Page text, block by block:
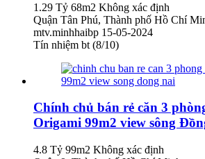
1.29 Tỷ 68m2 Không xác định
Quận Tân Phú, Thành phố Hồ Chí
mtv.minhhaibp 15-05-2024
Tín nhiệm bt (8/10)
Chính chủ bán rẻ căn 3
Origami 99m2 view sông
4.8 Tỷ 99m2 Không xác định